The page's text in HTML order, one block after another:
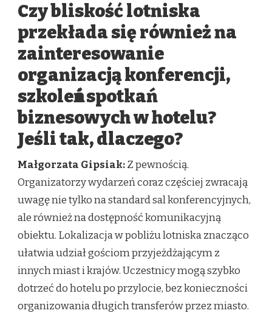
Czy bliskość lotniska
przekłada się również na
zainteresowanie
organizacją konferencji,
szkoleń i spotkań
biznesowych w hotelu?
Jeśli tak, dlaczego?
Małgorzata Gipsiak:Z pewnością.
Organizatorzy wydarzeń coraz częściej zwracają
uwagę nie tylko na standard sal konferencyjnych,
ale również na dostępność komunikacyjną
obiektu. Lokalizacja w pobliżu lotniska znacząco
ułatwia udział gościom przyjeżdżającym z
innych miast i krajów. Uczestnicy mogą szybko
dotrzeć do hotelu po przylocie, bez konieczności
organizowania długich transferów przez miasto.